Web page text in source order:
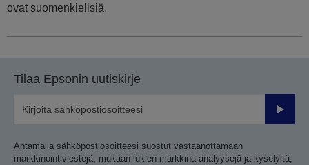
ovat suomenkielisiä.
Tilaa Epsonin uutiskirje
Lähetä
Antamalla sähköpostiosoitteesi suostut vastaanottamaan
markkinointiviestejä, mukaan lukien markkina-analyysejä ja kyselyitä,